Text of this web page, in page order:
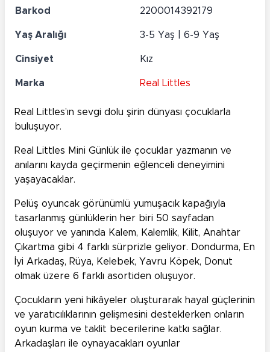
Barkod 2200014392179
Yaş Aralığı 3-5 Yaş | 6-9 Yaş
Cinsiyet Kız
Marka Real Littles
Real Littles’ın sevgi dolu şirin dünyası çocuklarla
buluşuyor.
Real Littles Mini Günlük ile çocuklar yazmanın ve
anılarını kayda geçirmenin eğlenceli deneyimini
yaşayacaklar.
Pelüş oyuncak görünümlü yumuşacık kapağıyla
tasarlanmış günlüklerin her biri 50 sayfadan
oluşuyor ve yanında Kalem, Kalemlik, Kilit, Anahtar
Çıkartma gibi 4 farklı sürprizle geliyor. Dondurma, En
İyi Arkadaş, Rüya, Kelebek, Yavru Köpek, Donut
olmak üzere 6 farklı asortiden oluşuyor.
Çocukların yeni hikâyeler oluşturarak hayal güçlerinin
ve yaratıcılıklarının gelişmesini desteklerken onların
oyun kurma ve taklit becerilerine katkı sağlar.
Arkadaşları ile oynayacakları oyunlar